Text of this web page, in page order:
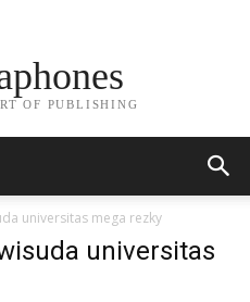
OF PUBLISHING
universitas mega rezky
universitas